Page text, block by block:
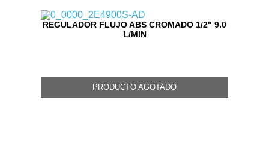
REGULADOR FLUJO ABS CROMADO 1/2" 9.0
L/MIN
PRODUCTO AGOTADO